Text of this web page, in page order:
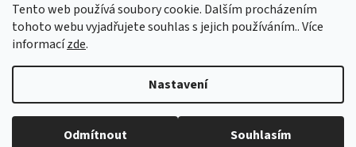
Tento web používá soubory cookie. Dalším procházením
tohoto webu vyjadřujete souhlas s jejich používáním.. Více
informacízde.
Nastavení
Odmítnout Souhlasím
Běžná otevírací doba: Pondělí: 8:30 - 16:00 Úterý: 9:00 -17:00 Středa: 8:30
Copyright 2026Investiční zlato Praha. Všechna práva vyhrazena.
Upravit nastavení cookies